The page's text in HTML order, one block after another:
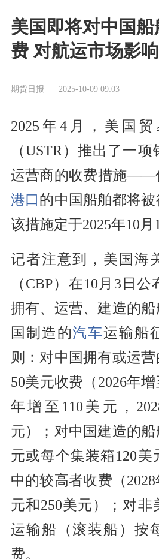
美国即将对中国船
费 对航运市场影
期货日报 2025-10-09 09:03
2025年4月，美国
（USTR）推出了一项
运营商的收费措施——
港口的中国船舶都将被
该措施定于2025年10月
记者注意到，美国海
（CBP）在10月3日
拥有、运营、建造的
国制造的汽车运输船
则：对中国拥有或运
50美元收费（2026年
年增至110美元，
元）；对中国建造的
元或每个集装箱120美
中的较高者收费（
元和250美元）；对非
运输船（滚装船）按
费。